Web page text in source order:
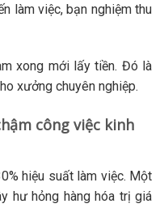
làm việc, bạn nghiệm thu
xong mới lấy tiền. Đó là
xưởng chuyên nghiệp.
công việc kinh
hiệu suất làm việc. Một
hư hỏng hàng hóa trị giá